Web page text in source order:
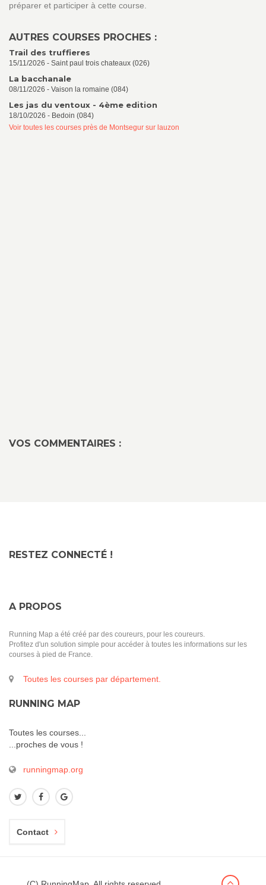
préparer et participer à cette course.
AUTRES COURSES PROCHES :
Trail des truffieres
15/11/2026 - Saint paul trois chateaux (026)
La bacchanale
08/11/2026 - Vaison la romaine (084)
Les jas du ventoux - 4ème edition
18/10/2026 - Bedoin (084)
Voir toutes les courses près de Montsegur sur lauzon
VOS COMMENTAIRES :
RESTEZ CONNECTÉ !
A PROPOS
Running Map a été créé par des coureurs, pour les coureurs.
Profitez d'un solution simple pour accéder à toutes les informations sur les
courses à pied de France.
Toutes les courses par département.
RUNNING MAP
Toutes les courses...
...proches de vous !
runningmap.org
Contact